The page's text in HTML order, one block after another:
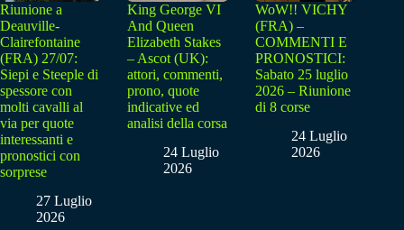
Riunione a
Deauville-
Clairefontaine
(FRA) 27/07:
Siepi e Steeple di
spessore con
molti cavalli al
via per quote
interessanti e
pronostici con
sorprese
27 Luglio
2026
King George VI
And Queen
Elizabeth Stakes
– Ascot (UK):
attori, commenti,
prono, quote
indicative ed
analisi della corsa
24 Luglio
2026
WoW!! VICHY
(FRA) –
COMMENTI E
PRONOSTICI:
Sabato 25 luglio
2026 – Riunione
di 8 corse
24 Luglio
2026